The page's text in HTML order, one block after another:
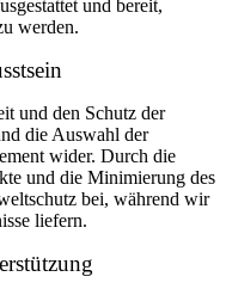
und bereit,
werden.
und den Schutz der
die Auswahl der
wider. Durch die
und die Minimierung des
bei, während wir
liefern.